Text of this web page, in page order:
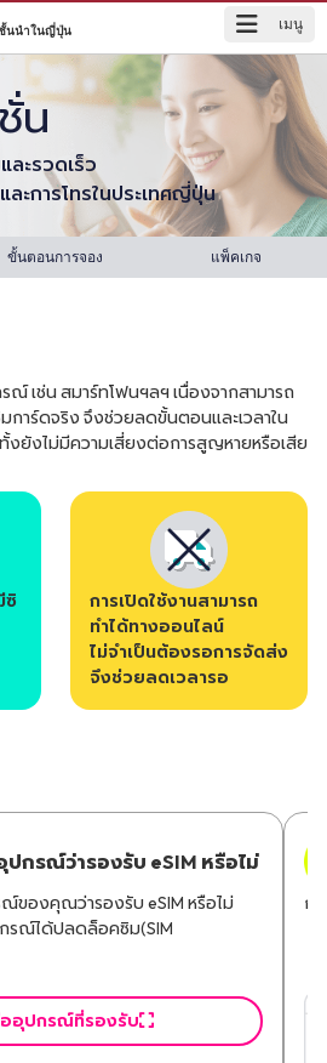
ชั้นนำในญี่ปุ่น
น
ละรวดเร็ว
ละการโทรในประเทศญี่ปุ่น
ขั้นตอนการจอง แพ็คเกจ
ณ์ เช่น สมาร์ทโฟนฯลฯ เนื่องจากสามารถ
การ์ดจริง จึงช่วยลดขั้นตอนและเวลาใน
งยังไม่มีความเสี่ยงต่อการสูญหายหรือเสีย
ซิ
การเปิดใช้งานสามารถ
ทำได้ทางออนไลน์
ไม่จำเป็นต้องรอการจัดส่ง
จึงช่วยลดเวลารอ
กรณ์ว่ารองรับ eSIM หรือไม่
ของคุณว่ารองรับ eSIM หรือไม่
รณ์ได้ปลดล็อคซิม(SIM
ออุปกรณ์ที่รองรับ
ก
เมนู